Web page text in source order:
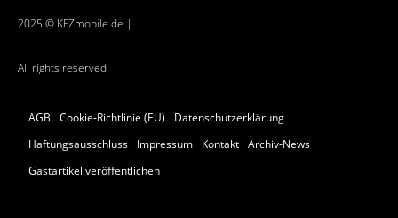
2025 © KFZmobile.de |
All rights reserved
AGB Cookie-Richtlinie (EU)
Datenschutzerklärung
Haftungsausschluss
Impressum Kontakt Archiv-News
Gastartikel veröffentlichen